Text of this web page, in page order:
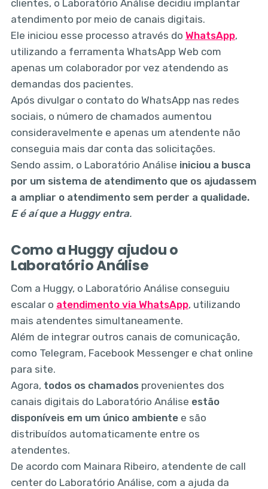
clientes, o Laboratório Análise decidiu implantar
atendimento por meio de canais digitais.
Ele iniciou esse processo através do WhatsApp,
utilizando a ferramenta WhatsApp Web com
apenas um colaborador por vez atendendo as
demandas dos pacientes.
Após divulgar o contato do WhatsApp nas redes
sociais, o número de chamados aumentou
consideravelmente e apenas um atendente não
conseguia mais dar conta das solicitações.
Sendo assim, o Laboratório Análise iniciou a busca
por um sistema de atendimento que os ajudassem
a ampliar o atendimento sem perder a qualidade.
E é aí que a Huggy entra.
Como a Huggy ajudou o
Laboratório Análise
Com a Huggy, o Laboratório Análise conseguiu
escalar o atendimento via WhatsApp, utilizando
mais atendentes simultaneamente.
Além de integrar outros canais de comunicação,
como Telegram, Facebook Messenger e chat online
para site.
Agora, todos os chamadosprovenientes dos
canais digitais do Laboratório Análise estão
disponíveis em um único ambientee são
distribuídos automaticamente entre os
atendentes.
De acordo com Mainara Ribeiro, atendente de call
center do Laboratório Análise, com a ajuda da